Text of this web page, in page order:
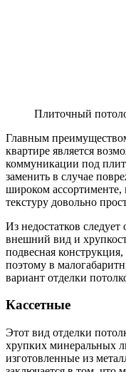
Плиточный
Главным
квартире является
коммуникации под
заменить в случае
широком
текстуру довольно
Из недостатков
внешний вид и
подвесная
поэтому в
вариант отделки
Кассетные
Этот вид отделки
хрупких минеральных
изготовленные из